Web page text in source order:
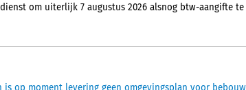
om uiterlijk 7 augustus 2026 alsnog btw-aangifte